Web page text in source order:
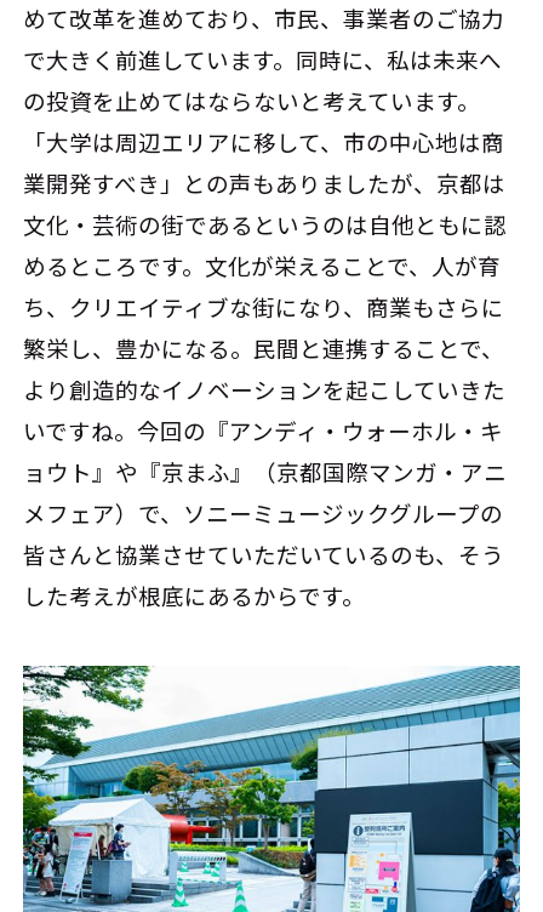
めて改革を進めており、市民、事業者のご協力
で大きく前進しています。同時に、私は未来へ
の投資を止めてはならないと考えています。
「大学は周辺エリアに移して、市の中心地は商
業開発すべき」との声もありましたが、京都は
文化・芸術の街であるというのは自他ともに認
めるところです。文化が栄えることで、人が育
ち、クリエイティブな街になり、商業もさらに
繁栄し、豊かになる。民間と連携することで、
より創造的なイノベーションを起こしていきた
いですね。今回の『アンディ・ウォーホル・キ
ョウト』や『京まふ』（京都国際マンガ・アニ
メフェア）で、ソニーミュージックグループの
皆さんと協業させていただいているのも、そう
した考えが根底にあるからです。